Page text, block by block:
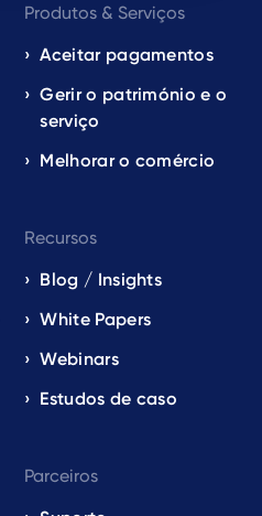
Produtos & Serviços
Aceitar pagamentos
Gerir o património e o
serviço
Melhorar o comércio
Recursos
Blog / Insights
White Papers
Webinars
Estudos de caso
Parceiros